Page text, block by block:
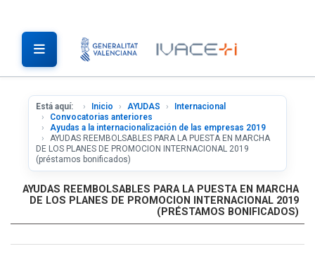
Está aquí: Inicio AYUDAS
Internacional
Convocatorias anteriores
Ayudas a la internacionalización de las empresas 2019
AYUDAS REEMBOLSABLES PARA LA PUESTA EN MARCHA
DE LOS PLANES DE PROMOCION INTERNACIONAL 2019
(préstamos bonificados)
AYUDAS REEMBOLSABLES PARA LA PUESTA EN MARCHA
DE LOS PLANES DE PROMOCION INTERNACIONAL 2019
(PRÉSTAMOS BONIFICADOS)